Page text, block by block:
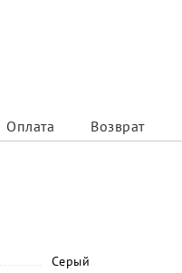
Оплата Возврат
Серый